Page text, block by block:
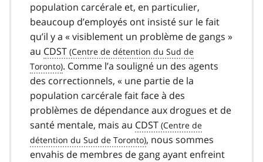
population carcérale et, en particulier,
beaucoup d’employés ont insisté sur le fait
qu’il y a « visiblement un problème de gangs »
au CDST
. Comme l’a souligné un des agents
des correctionnels, « une partie de la
population carcérale fait face à des
problèmes de dépendance aux drogues et de
santé mentale, mais au CDST
, nous sommes
envahis de membres de gang ayant enfreint